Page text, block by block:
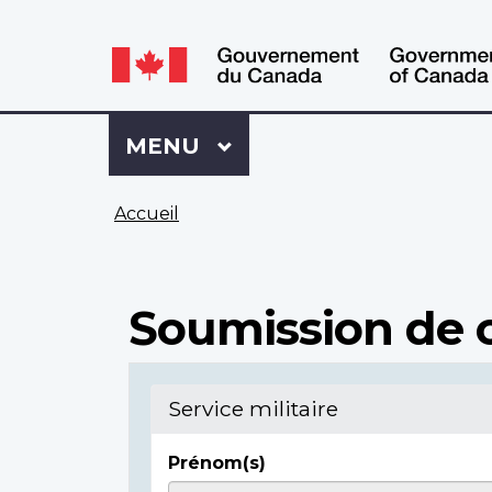
Language
switcher
Language
switcher
Se
connecter
à
Dossier
Menu
MENU PRINCIPAL
Accueil
Soumission de
Service militaire
Prénom(s)